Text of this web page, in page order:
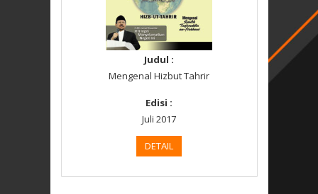
Judul :
Mengenal Hizbut Tahrir
Edisi :
Juli 2017
DETAIL